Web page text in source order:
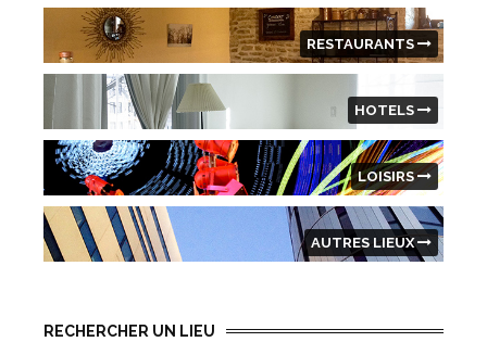
RESTAURANTS
HOTELS
LOISIRS
AUTRES LIEUX
RECHERCHER UN LIEU